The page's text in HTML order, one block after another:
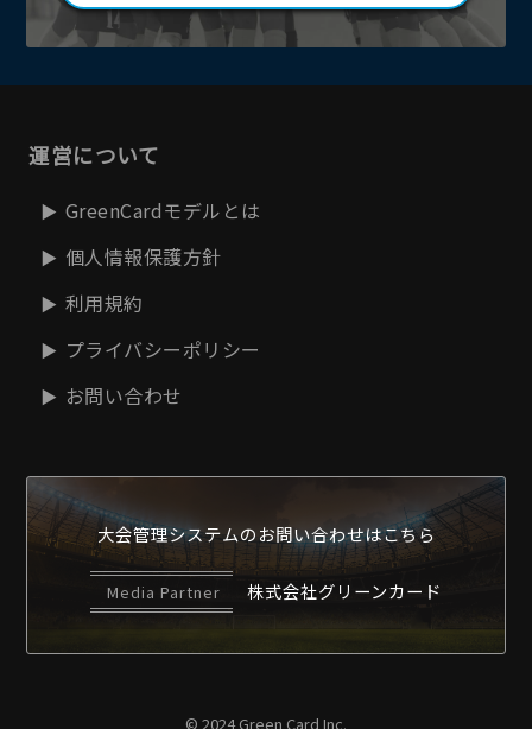
運営について
GreenCardモデルとは
個人情報保護方針
利用規約
プライバシーポリシー
お問い合わせ
大会管理システムのお問い合わせはこちら
Media Partner 株式会社グリーンカード
© 2024 Green Card Inc.